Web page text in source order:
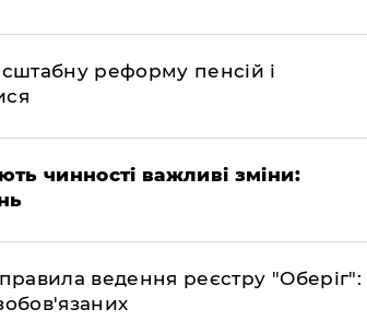
реформу пенсій і
чинності важливі зміни:
ведення реєстру "Оберіг":